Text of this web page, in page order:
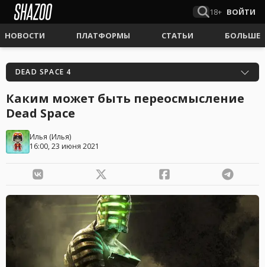
18+ ВОЙТИ
НОВОСТИ ПЛАТФОРМЫ СТАТЬИ БОЛЬШЕ
DEAD SPACE 4
Каким может быть переосмысление
Dead Space
Илья (Илья)
16:00, 23 июня 2021